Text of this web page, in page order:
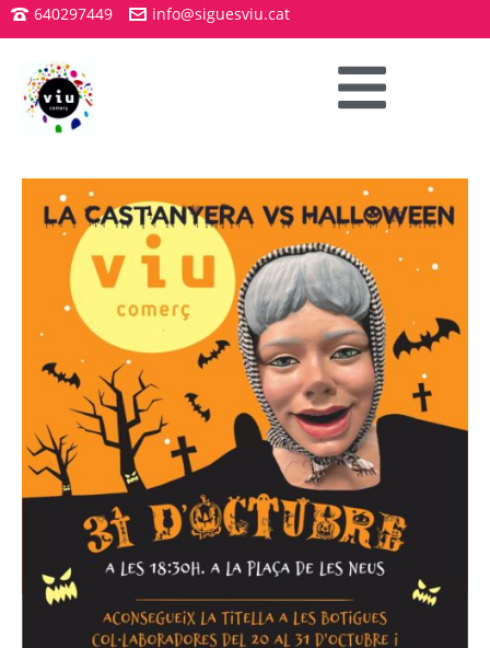
640297449 info@siguesviu.cat